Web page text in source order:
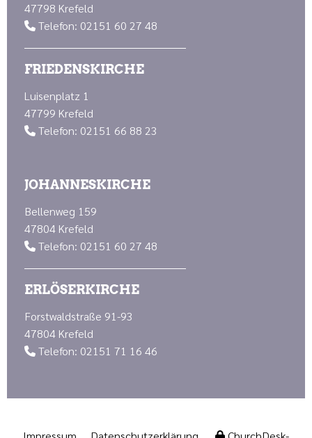
47798 Krefeld
 Telefon: 02151 60 27 48
FRIEDENSKIRCHE
Luisenplatz 1
47799 Krefeld
 Telefon: 02151 66 88 23
JOHANNESKIRCHE
Bellenweg 159
47804 Krefeld
 Telefon: 02151 60 27 48
ERLÖSERKIRCHE
Forstwaldstraße 91-93
47804 Krefeld
 Telefon: 02151 71 16 46